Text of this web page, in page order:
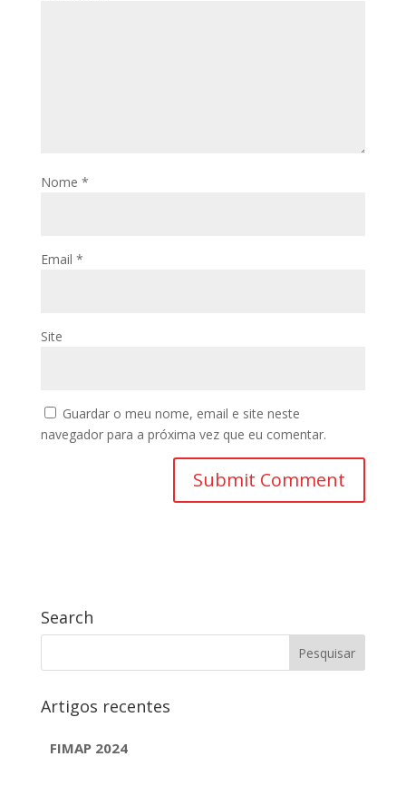
Nome *
Email *
Site
Guardar o meu nome, email e site neste
navegador para a próxima vez que eu comentar.
Search
Artigos recentes
FIMAP 2024